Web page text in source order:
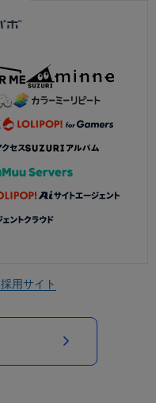
採用サイト